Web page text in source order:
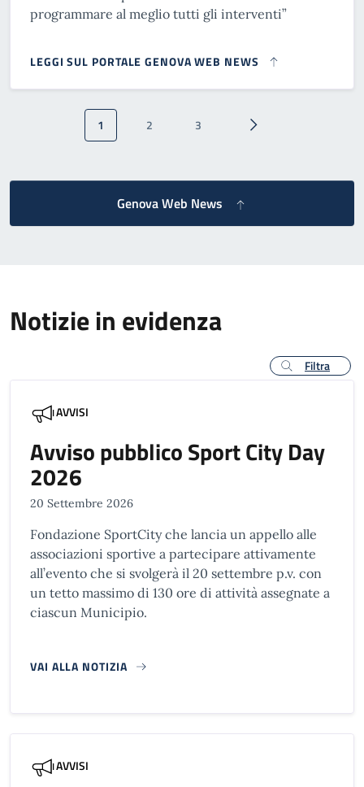
programmare al meglio tutti gli interventi”
LEGGI SUL PORTALE GENOVA WEB NEWS
Paginazione
Pagina attuale
1 Pagina
2 Pagina
3 Pagina successiva
Genova Web News
Notizie in evidenza
Filtra
AVVISI
Avviso pubblico Sport City Day
2026
20 Settembre 2026
Fondazione SportCity che lancia un appello alle
associazioni sportive a partecipare attivamente
all’evento che si svolgerà il 20 settembre p.v. con
un tetto massimo di 130 ore di attività assegnate a
ciascun Municipio.
VAI ALLA NOTIZIA
AVVISI